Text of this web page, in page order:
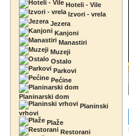
Hoteli - Vile
Izvori - vrela
Jezera
Kanjoni
Manastiri
Muzeji
Ostalo
Parkovi
Pećine
Planinarski dom
Planinski
vrhovi
Plaže
Restorani